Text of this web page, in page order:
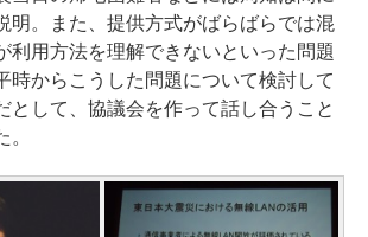
明。また、提供方式がばらばらでは混
利用方法を理解できないといった問題
時からこうした問題について検討して
として、協議会を作って話し合うこと